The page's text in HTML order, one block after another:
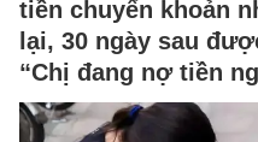
tiền chuyển khoản
lại, 30 ngày sau
“Chị đang nợ tiền